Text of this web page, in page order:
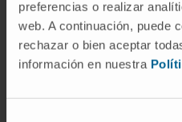
preferencias o realizar
web. A continuación, puede
rechazar o bien aceptar
información en nuestra
extracellular nutrient
cells, elucidating
depletion as potential